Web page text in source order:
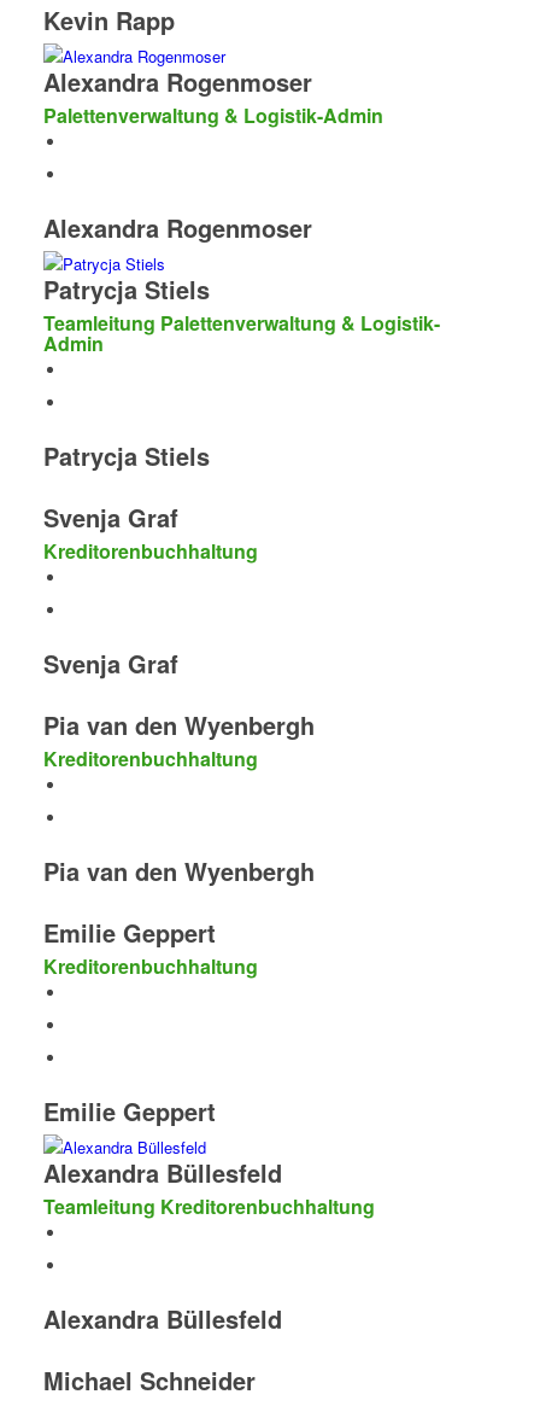
Kevin Rapp
Alexandra Rogenmoser
Palettenverwaltung & Logistik-Admin
Alexandra Rogenmoser
Patrycja Stiels
Teamleitung Palettenverwaltung & Logistik-
Admin
Patrycja Stiels
Svenja Graf
Kreditorenbuchhaltung
Svenja Graf
Pia van den Wyenbergh
Kreditorenbuchhaltung
Pia van den Wyenbergh
Emilie Geppert
Kreditorenbuchhaltung
Emilie Geppert
Alexandra Büllesfeld
Teamleitung Kreditorenbuchhaltung
Alexandra Büllesfeld
Michael Schneider